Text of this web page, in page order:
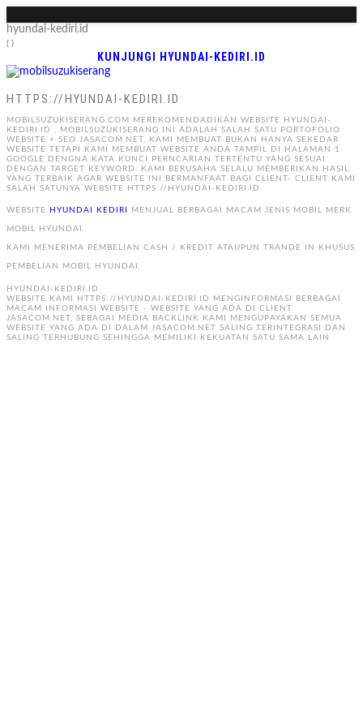
hyundai-kediri.id
( )
KUNJUNGI HYUNDAI-KEDIRI.ID
HTTPS://HYUNDAI-KEDIRI.ID
MOBILSUZUKISERANG.COM MEREKOMENDADIKAN WEBSITE HYUNDAI-
KEDIRI.ID , MOBILSUZUKISERANG INI ADALAH SALAH SATU PORTOFOLIO
WEBSITE + SEO JASACOM.NET, KAMI MEMBUAT BUKAN HANYA SEKEDAR
WEBSITE TETAPI KAMI MEMBUAT WEBSITE ANDA TAMPIL DI HALAMAN 1
GOOGLE DENGNA KATA KUNCI PERNCARIAN TERTENTU YANG SESUAI
DENGAN TARGET KEYWORD. KAMI BERUSAHA SELALU MEMBERIKAN HASIL
YANG TERBAIK AGAR WEBSITE INI BERMANFAAT BAGI CLIENT- CLIENT KAMI
SALAH SATUNYA WEBSITE HTTPS://HYUNDAI-KEDIRI.ID.
WEBSITE HYUNDAI KEDIRI MENJUAL BERBAGAI MACAM JENIS MOBIL MERK
MOBIL HYUNDAI.
KAMI MENERIMA PEMBELIAN CASH / KREDIT ATAUPUN TRANDE IN KHUSUS
PEMBELIAN MOBIL HYUNDAI.
HYUNDAI-KEDIRI.ID
WEBSITE KAMI HTTPS://HYUNDAI-KEDIRI.ID MENGINFORMASI BERBAGAI
MACAM INFORMASI WEBSITE - WEBSITE YANG ADA DI CLIENT
JASACOM.NET, SEBAGAI MEDIA BACKLINK KAMI MENGUPAYAKAN SEMUA
WEBSITE YANG ADA DI DALAM JASACOM.NET SALING TERINTEGRASI DAN
SALING TERHUBUNG SEHINGGA MEMILIKI KEKUATAN SATU SAMA LAIN